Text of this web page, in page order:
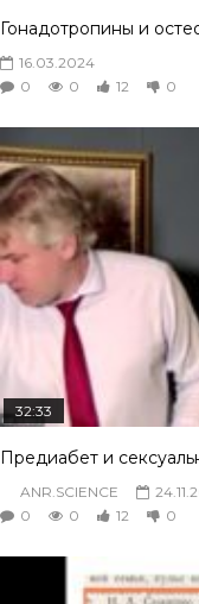
Гонадотропины и
16.03.2024
0
0 12 0
32:33
Предиабет и
ANR.SCIENCE
0
0 12 0